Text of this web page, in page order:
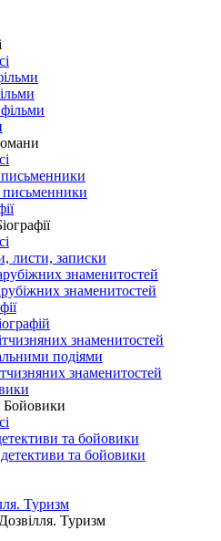
письменники
письменники
листи, записки
знаменитостей
знаменитостей
знаменитостей
подіями
знаменитостей
Бойовики
та бойовики
та бойовики
Туризм
Туризм